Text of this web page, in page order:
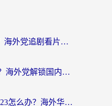
西瓜视频海外能看吗？海外党追剧看片的终极解决方案来了
在香港用什么看NBA？海外党解锁国内体育直播的终极攻略
在国外打不开交管12123怎么办？海外华人必看的回国加速全攻略